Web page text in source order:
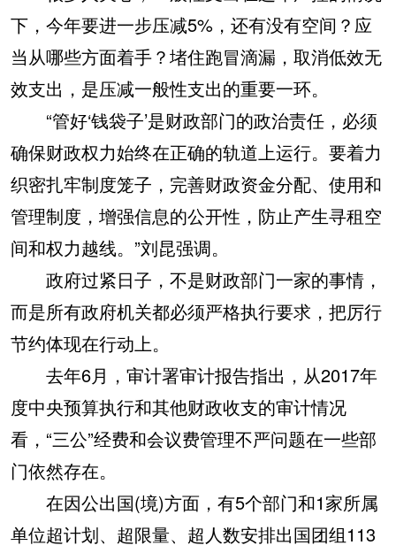
下，今年要进一步压减5%，还有没有空间？应
当从哪些方面着手？堵住跑冒滴漏，取消低效无
效支出，是压减一般性支出的重要一环。
“管好‘钱袋子’是财政部门的政治责任，必须
确保财政权力始终在正确的轨道上运行。要着力
织密扎牢制度笼子，完善财政资金分配、使用和
管理制度，增强信息的公开性，防止产生寻租空
间和权力越线。”刘昆强调。
政府过紧日子，不是财政部门一家的事情，
而是所有政府机关都必须严格执行要求，把厉行
节约体现在行动上。
去年6月，审计署审计报告指出，从2017年
度中央预算执行和其他财政收支的审计情况
看，“三公”经费和会议费管理不严问题在一些部
门依然存在。
在因公出国(境)方面，有5个部门和1家所属
单位超计划、超限量、超人数安排出国团组113